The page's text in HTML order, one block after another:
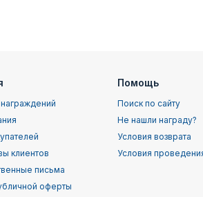
клиентов
письма
оферты
Помощь
Поиск по сайту
Не нашли награду?
Условия возврата
Условия